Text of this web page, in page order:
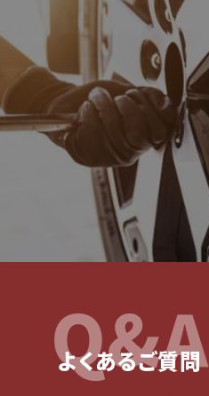
Q&A
よくあるご質問